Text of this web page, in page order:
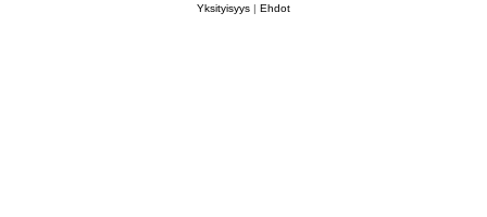
Yksityisyys | Ehdot